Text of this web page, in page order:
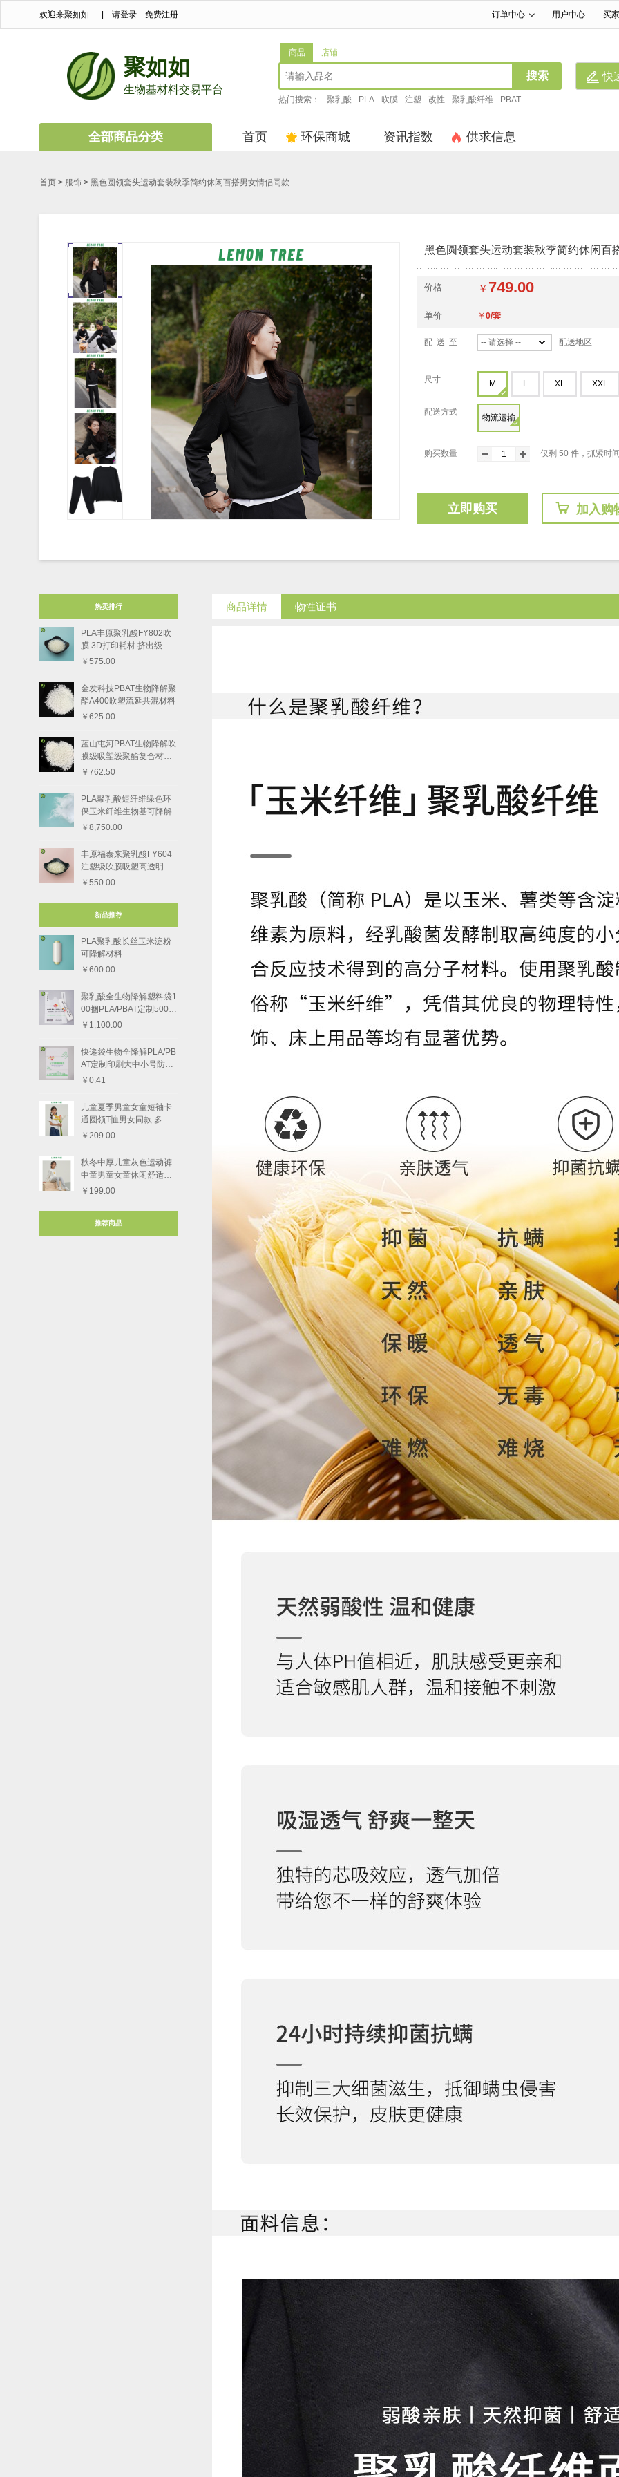
欢迎来聚如如 请登录 免费注册 订单中心 用户中心 买
聚如如
生物基材料交易平台
商品 店铺
搜索 快
热门搜索： 聚乳酸 PLA 吹膜 注塑 改性 聚乳酸纤维 PBAT
全部商品分类 首页 环保商城 资讯指数 供求信息
首页 > 服饰 > 黑色圆领套头运动套装秋季简约休闲百搭男女情侣同款
黑色圆领套头运动套装秋季简约休闲百
价格 ￥ 749.00
单价 ￥ 0/套
配 送 至 -- 请选择 -- 配送地区
尺寸 M L XL XXL
配送方式
物流运输
购买数量 仅剩 50 件，抓紧时
立即购买 加入购
热卖排行
PLA丰原聚乳酸FY802吹
膜 3D打印耗材 挤出级树
脂颗粒
￥575.00
金发科技PBAT生物降解聚
酯A400吹塑流延共混材料
￥625.00
蓝山屯河PBAT生物降解吹
膜级吸塑级聚酯复合材料8
801-1
￥762.50
PLA聚乳酸短纤维绿色环
保玉米纤维生物基可降解
￥8,750.00
丰原福泰来聚乳酸FY604
注塑级吹膜吸塑高透明度
树脂颗粒
￥550.00
新品推荐
PLA聚乳酸长丝玉米淀粉
可降解材料
￥600.00
聚乳酸全生物降解塑料袋1
00捆PLA/PBAT定制5000
个
￥1,100.00
快递袋生物全降解PLA/PB
AT定制印刷大中小号防水
快递物流
￥0.41
儿童夏季男童女童短袖卡
通圆领T恤男女同款 多款
图案
￥209.00
秋冬中厚儿童灰色运动裤
中童男童女童休闲舒适束
脚长裤
￥199.00
推荐商品
商品详情 物性证书